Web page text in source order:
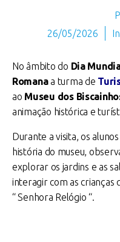
26/05/2026
No âmbito do Dia
Romanaa turma de
ao Museu dos
animação histórica e
Durante a visita, os
história do museu,
explorar os jardins e as
interagir com as crianças
“ Senhora Relógio “.